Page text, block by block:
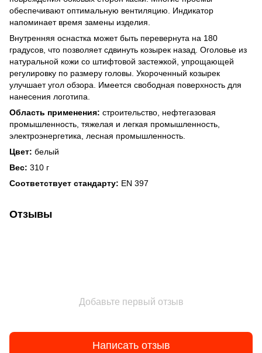
обеспечивают оптимальную вентиляцию. Индикатор
напоминает время замены изделия.
Внутренняя оснастка может быть перевернута на 180
градусов, что позволяет сдвинуть козырек назад. Оголовье из
натуральной кожи со штифтовой застежкой, упрощающей
регулировку по размеру головы. Укороченный козырек
улучшает угол обзора. Имеется свободная поверхность для
нанесения логотипа.
Область применения: строительство, нефтегазовая
промышленность, тяжелая и легкая промышленность,
электроэнергетика, лесная промышленность.
Цвет: белый
Вес: 310 г
Соответствует стандарту: EN 397
Отзывы
Добавьте первый отзыв
Написать отзыв